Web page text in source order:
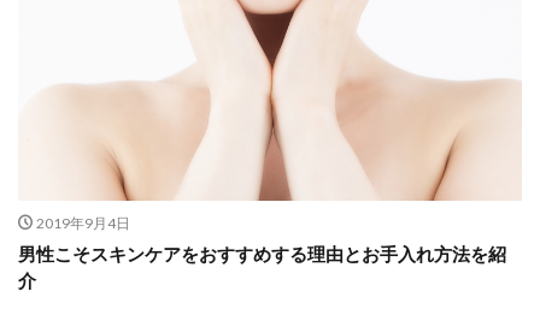
2019年9月4日
男性こそスキンケアをおすすめする理由とお手入れ方法を紹
介